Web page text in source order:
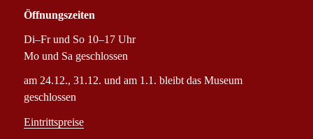
Öffnungszeiten
Di–Fr und So 10–17 Uhr
Mo und Sa geschlossen
am 24.12., 31.12. und am 1.1. bleibt das Museum
geschlossen
Eintrittspreise